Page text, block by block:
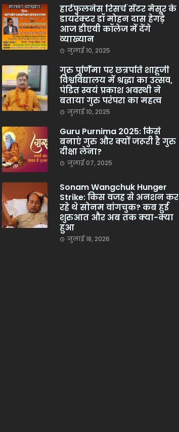
हार्टफुलनेस रिसर्च सेंटर मैसूर के
डायरेक्टर डॉ मोहन दास हेगड़े
आज डीएवी कॉलेज में देंगे
व्याख्यान
जुलाई 10, 2025
गुरु पूर्णिमा पर छत्रपति शाहूजी
विश्वविद्यालय में श्रद्धा का उत्सव,
पंडित स्वयं प्रकाश अवस्थी ने
बताया गुरु परंपरा का महत्व
जुलाई 10, 2025
Guru Purnima 2025: किसे
बनाएं गुरु और क्यों जरूरी है गुरु
दीक्षा लेना?
जुलाई 07, 2025
Sonam Wangchuk Hunger
Strike: किस वजह से अनशन कर
रहे थे सोनम वांगचुक? कब हुई
शुरुआत और अब तक क्या-क्या
हुआ
जुलाई 18, 2026